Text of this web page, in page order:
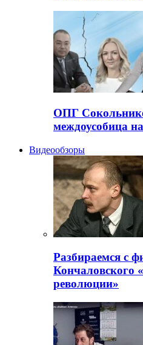
ОПГ
междоусобица
Видеообзоры
Разбираемся с
Кончаловского
революции»